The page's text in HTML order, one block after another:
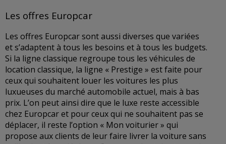
Les offres Europcar
Les offres Europcar sont aussi diverses que variées
et s’adaptent à tous les besoins et à tous les budgets.
Si la ligne classique regroupe tous les véhicules de
location classique, la ligne « Prestige » est faite pour
ceux qui souhaitent louer les voitures les plus
luxueuses du marché automobile actuel, mais à bas
prix. L’on peut ainsi dire que le luxe reste accessible
chez Europcar et pour ceux qui ne souhaitent pas se
déplacer, il reste l’option « Mon voiturier » qui
propose aux clients de leur faire livrer la voiture sans